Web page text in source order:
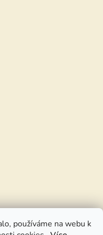
používáme na webu k